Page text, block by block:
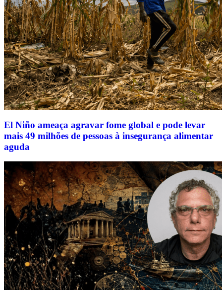
El Niño ameaça agravar fome global e pode levar
mais 49 milhões de pessoas à insegurança alimentar
aguda